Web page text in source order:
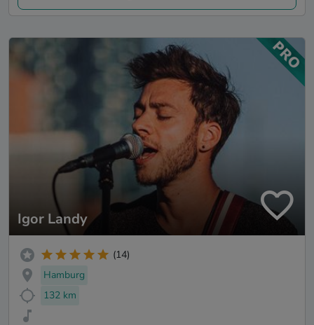
Igor Landy
(14)
Hamburg
132 km